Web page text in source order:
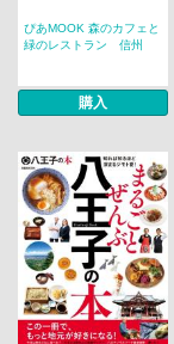
ぴあMOOK 森のカフェと
緑のレストラン 信州
購入